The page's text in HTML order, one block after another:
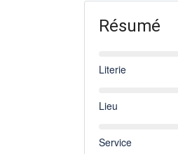
Résumé
Literie
Lieu
Service